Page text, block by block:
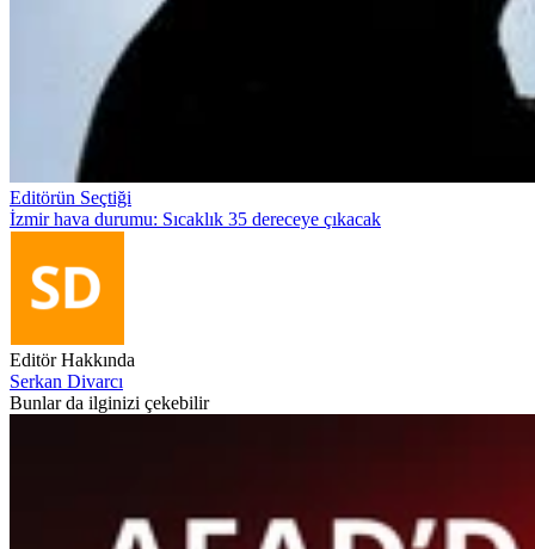
Editörün Seçtiği
İzmir hava durumu: Sıcaklık 35 dereceye çıkacak
Editör Hakkında
Serkan Divarcı
Bunlar da ilginizi çekebilir